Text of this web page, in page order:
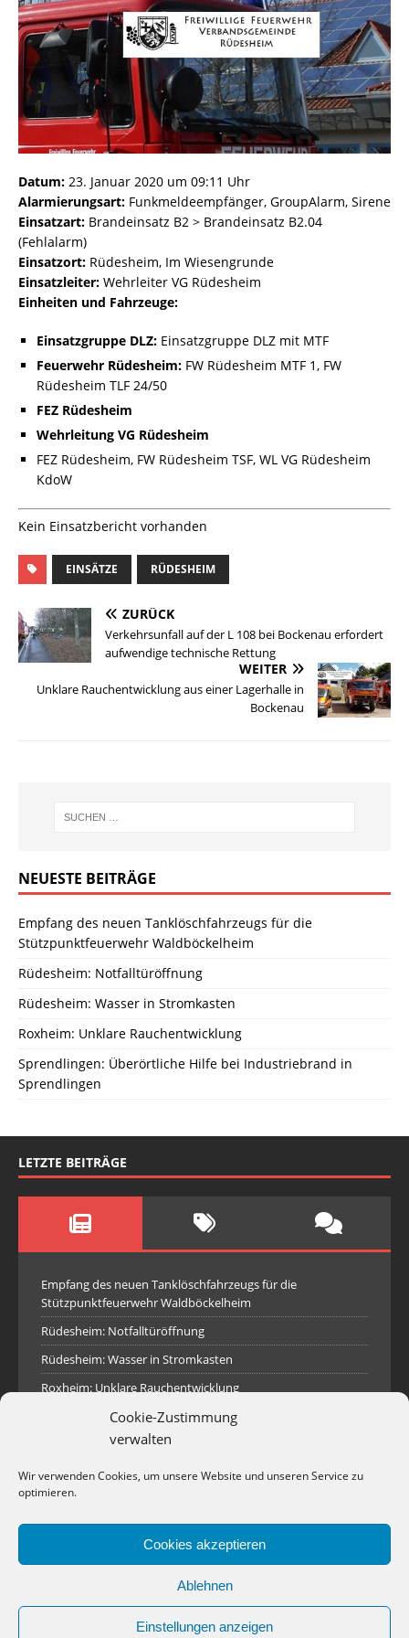
Cookie-Zustimmung
verwalten
Wir verwenden Cookies, um unsere Website und unseren Service zu
optimieren.
Cookies akzeptieren
Ablehnen
Einstellungen anzeigen
Datum: 23. Januar 2020 um 09:11 Uhr
Alarmierungsart: Funkmeldeempfänger, GroupAlarm, Sirene
Einsatzart: Brandeinsatz B2 > Brandeinsatz B2.04
(Fehlalarm)
Einsatzort: Rüdesheim, Im Wiesengrunde
Einsatzleiter: Wehrleiter VG Rüdesheim
Einheiten und Fahrzeuge:
Einsatzgruppe DLZ: Einsatzgruppe DLZ mit MTF
Feuerwehr Rüdesheim: FW Rüdesheim MTF 1, FW
Rüdesheim TLF 24/50
FEZ Rüdesheim
Wehrleitung VG Rüdesheim
FEZ Rüdesheim, FW Rüdesheim TSF, WL VG Rüdesheim
KdoW
Kein Einsatzbericht vorhanden
EINSÄTZE RÜDESHEIM
ZURÜCK
Verkehrsunfall auf der L 108 bei Bockenau erfordert
aufwendige technische Rettung
WEITER
Unklare Rauchentwicklung aus einer Lagerhalle in
Bockenau
NEUESTE BEITRÄGE
Empfang des neuen Tanklöschfahrzeugs für die
Stützpunktfeuerwehr Waldböckelheim
Rüdesheim: Notfalltüröffnung
Rüdesheim: Wasser in Stromkasten
Roxheim: Unklare Rauchentwicklung
Sprendlingen: Überörtliche Hilfe bei Industriebrand in
Sprendlingen
LETZTE BEITRÄGE
Empfang des neuen Tanklöschfahrzeugs für die
Stützpunktfeuerwehr Waldböckelheim
Rüdesheim: Notfalltüröffnung
Rüdesheim: Wasser in Stromkasten
Roxheim: Unklare Rauchentwicklung
Sprendlingen: Überörtliche Hilfe bei Industriebrand in
Sprendlingen
Rüdesheim: Aufgerissener Dieseltank
Industriepark Pferdsfeld: Brand eines Holzpolter